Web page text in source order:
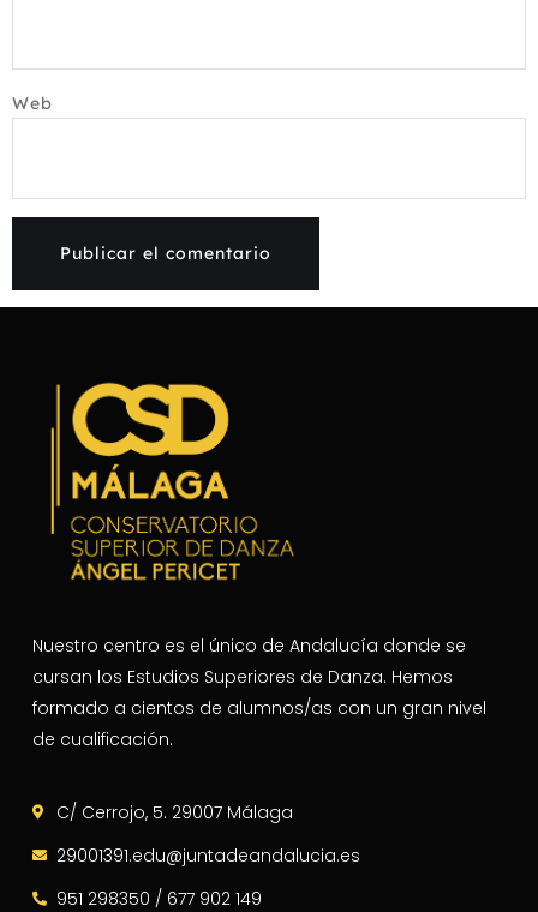
Web
Nuestro centro es el único de Andalucía donde se
cursan los Estudios Superiores de Danza. Hemos
formado a cientos de alumnos/as con un gran nivel
de cualificación.
C/ Cerrojo, 5. 29007 Málaga
29001391.edu@juntadeandalucia.es
951 298350 / 677 902 149